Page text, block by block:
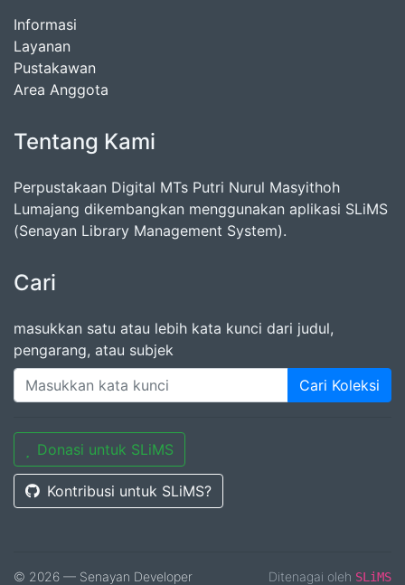
Informasi
Layanan
Pustakawan
Area Anggota
Tentang Kami
Perpustakaan Digital MTs Putri Nurul Masyithoh
Lumajang dikembangkan menggunakan aplikasi SLiMS
(Senayan Library Management System).
Cari
masukkan satu atau lebih kata kunci dari judul,
pengarang, atau subjek
Cari Koleksi
Donasi untuk SLiMS
Kontribusi untuk SLiMS?
© 2026 — Senayan Developer Ditenagai oleh SLiMS